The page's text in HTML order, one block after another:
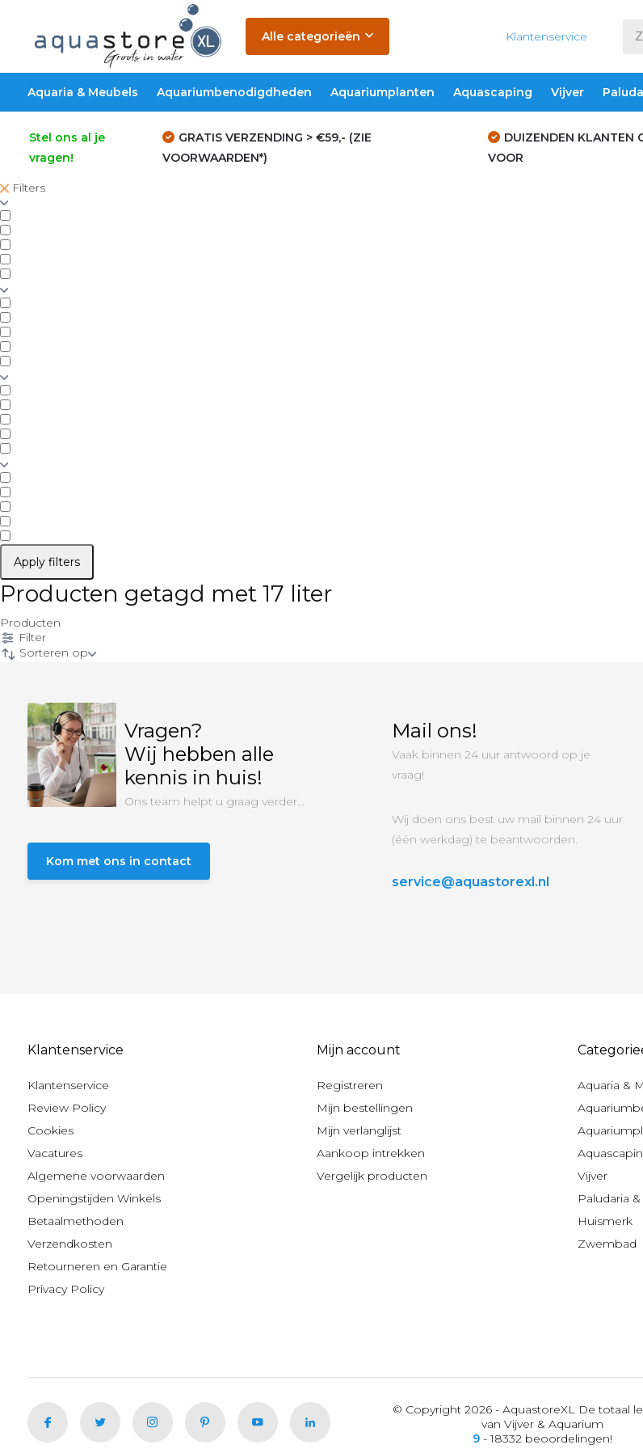
Alle categorieën Klantenservice
Aquaria & Meubels Aquariumbenodigdheden Aquariumplanten Aquascaping Vijver
Stel ons al je
vragen!
GRATIS VERZENDING > €59,- (ZIE
VOORWAARDEN*)
DUIZENDEN KLANTEN
VOOR
Filters
Apply filters
Producten getagd met 17 liter
Producten
Filter
Sorteren op
Vragen?
Wij hebben alle
kennis in huis!
Ons team helpt u graag verder...
Kom met ons in contact
Mail ons!
Vaak binnen 24 uur antwoord op je
vraag!
Wij doen ons best uw mail binnen 24 uur
(één werkdag) te beantwoorden.
service@aquastorexl.nl
Klantenservice
Klantenservice
Review Policy
Cookies
Vacatures
Algemene voorwaarden
Openingstijden Winkels
Betaalmethoden
Verzendkosten
Retourneren en Garantie
Privacy Policy
Mijn account
Registreren
Mijn bestellingen
Mijn verlanglijst
Aankoop intrekken
Vergelijk producten
Aquaria &
Vijver
Paludaria &
Huismerk
Zwembad
© Copyright 2026 - AquastoreXL De totaal
van Vijver & Aquarium
9 - 18332 beoordelingen!